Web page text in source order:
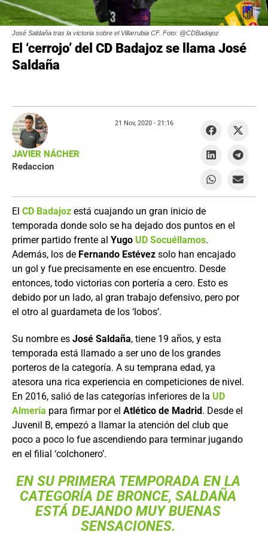
José Saldaña tras la victoria sobre el Villarrubia CF. Foto: @CDBadajoz
El ‘cerrojo’ del CD Badajoz se llama José
Saldaña
El CD Badajoz está cuajando un gran inicio de
temporada donde solo se ha dejado dos puntos en el
primer partido frente al Yugo UD Socuéllamos.
Además, los de Fernando Estévez solo han encajado
un gol y fue precisamente en ese encuentro. Desde
entonces, todo victorias con portería a cero. Esto es
debido por un lado, al gran trabajo defensivo, pero por
el otro al guardameta de los ‘lobos’.
Su nombre es José Saldaña, tiene 19 años, y esta
temporada está llamado a ser uno de los grandes
porteros de la categoría. A su temprana edad, ya
atesora una rica experiencia en competiciones de nivel.
En 2016, salió de las categorías inferiores de la UD
Almería para firmar por el Atlético de Madrid. Desde el
Juvenil B, empezó a llamar la atención del club que
poco a poco lo fue ascendiendo para terminar jugando
en el filial ‘colchonero’.
EN SU PRIMERA TEMPORADA EN LA
CATEGORÍA DE BRONCE, SALDAÑA
ESTÁ DEJANDO MUY BUENAS
SENSACIONES.
JAVIER NÁCHER
Redaccion
21 Nov, 2020 - 21:16